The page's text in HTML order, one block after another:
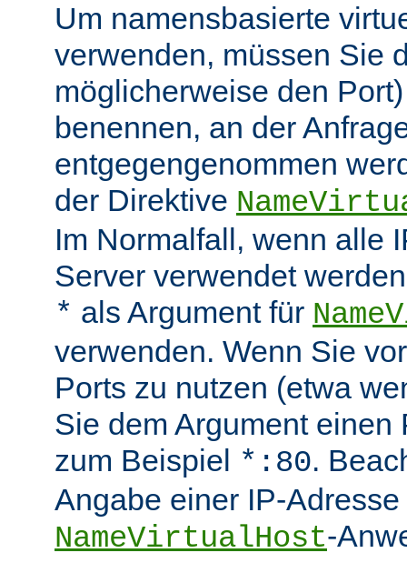
Um namensbasierte
verwenden, müssen Sie
möglicherweise den
benennen, an der
entgegengenommen
der Direktive
Im Normalfall, wenn alle
Server verwendet
* als Argument für
verwenden. Wenn Sie
Ports zu nutzen (etwa
Sie dem Argument einen
zum Beispiel *:80.
Angabe einer IP-
NameVirtualHost-